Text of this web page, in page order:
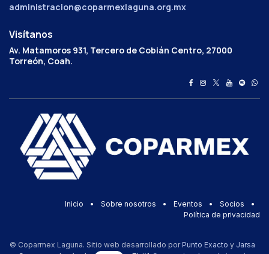
administracion@coparmexlaguna.org.mx
Visítanos
Av. Matamoros 931, Tercero de Cobián Centro, 27000
Torreón, Coah.
Inicio • Sobre nosotros • Eventos • Socios
•
Política de privacidad
© Coparmex Laguna. Sitio web desarrollado por Punto Exacto y Jarsa